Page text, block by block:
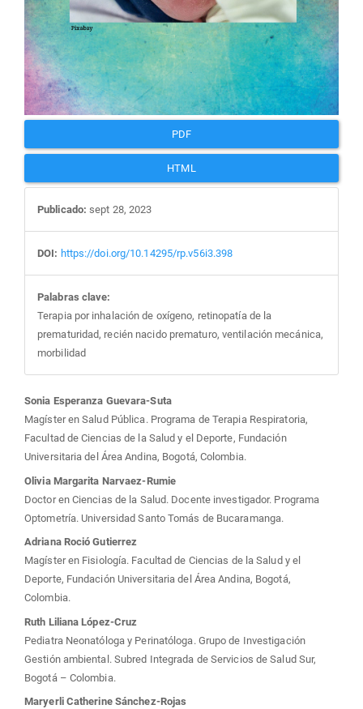
PDF
HTML
Publicado: sept 28, 2023
DOI: https://doi.org/10.14295/rp.v56i3.398
Palabras clave:
Terapia por inhalación de oxígeno, retinopatía de la
prematuridad, recién nacido prematuro, ventilación mecánica,
morbilidad
Contenido
principal
del
artículo
Sonia Esperanza Guevara-Suta
Magíster en Salud Pública. Programa de Terapia Respiratoria,
Facultad de Ciencias de la Salud y el Deporte, Fundación
Universitaria del Área Andina, Bogotá, Colombia.
Olivia Margarita Narvaez-Rumie
Doctor en Ciencias de la Salud. Docente investigador. Programa
Optometría. Universidad Santo Tomás de Bucaramanga.
Adriana Roció Gutierrez
Magíster en Fisiología. Facultad de Ciencias de la Salud y el
Deporte, Fundación Universitaria del Área Andina, Bogotá,
Colombia.
Ruth Liliana López-Cruz
Pediatra Neonatóloga y Perinatóloga. Grupo de Investigación
Gestión ambiental. Subred Integrada de Servicios de Salud Sur,
Bogotá – Colombia.
Maryerli Catherine Sánchez-Rojas